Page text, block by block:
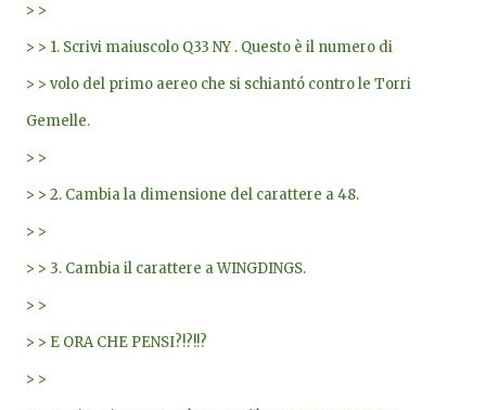
> >
> > 1. Scrivi maiuscolo Q33 NY . Questo è il numero di
> > volo del primo aereo che si schiantó contro le Torri
Gemelle.
> >
> > 2. Cambia la dimensione del carattere a 48.
> >
> > 3. Cambia il carattere a WINGDINGS.
> >
> > E ORA CHE PENSI?!?!!?
> >